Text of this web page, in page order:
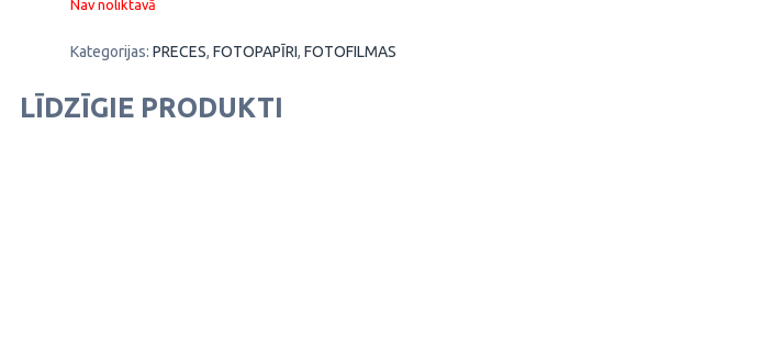
Nav noliktavā
Kategorijas: PRECES, FOTOPAPĪRI, FOTOFILMAS
LĪDZĪGIE PRODUKTI